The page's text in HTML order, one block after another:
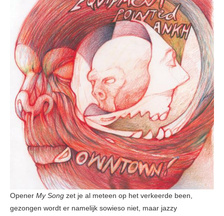
Opener My Song zet je al meteen op het verkeerde been,
gezongen wordt er namelijk sowieso niet, maar jazzy